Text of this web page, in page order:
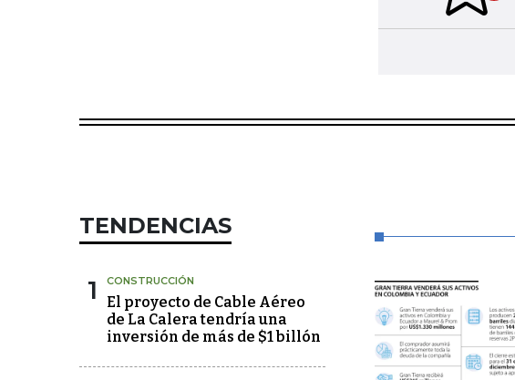
TENDENCIAS
1 CONSTRUCCIÓN
El proyecto de Cable Aéreo
de La Calera tendría una
inversión de más de $1 billón